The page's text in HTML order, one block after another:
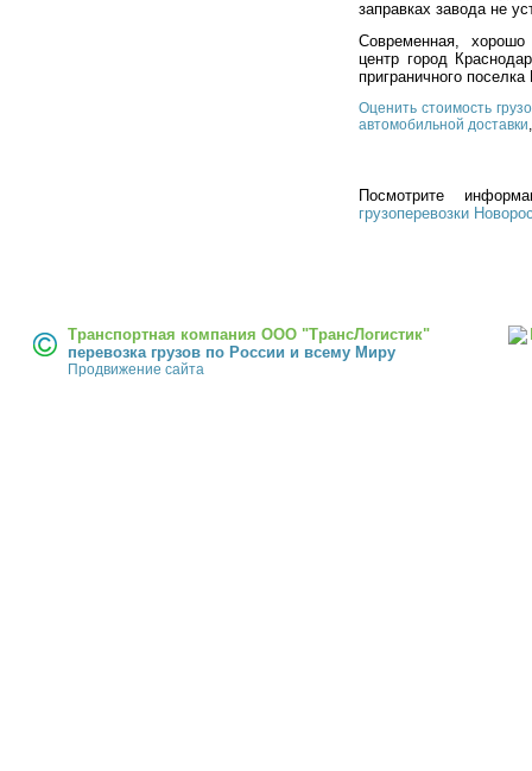
заправках завода не
Современная,
центр город
приграничного
Оценить стоимость
автомобильной доставки
Посмотрите
грузоперевозки
Транспортная компания ООО "ТрансЛогистик"
перевозка грузов по России и всему Миру
Продвижение сайта